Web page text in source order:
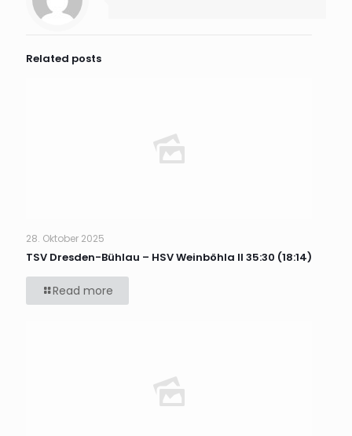
Related posts
28. Oktober 2025
TSV Dresden-Bühlau – HSV Weinböhla II 35:30 (18:14)
Read more